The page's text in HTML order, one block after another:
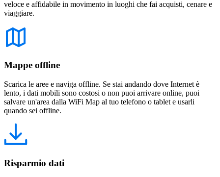
veloce e affidabile in movimento in luoghi che fai acquisti, cenare e
viaggiare.
Mappe offline
Scarica le aree e naviga offline. Se stai andando dove Internet è
lento, i dati mobili sono costosi o non puoi arrivare online, puoi
salvare un'area dalla WiFi Map al tuo telefono o tablet e usarli
quando sei offline.
Risparmio dati